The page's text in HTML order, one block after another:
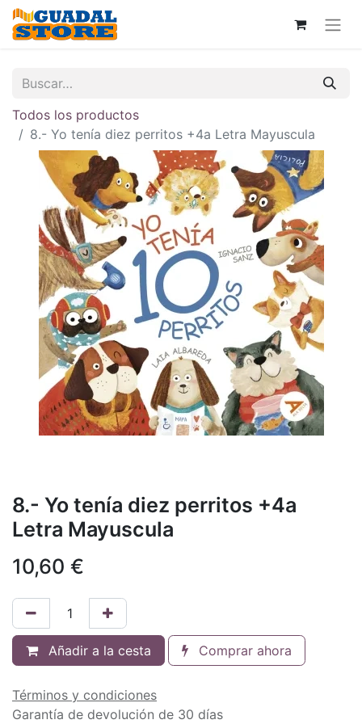
Todos los productos
8.- Yo tenía diez perritos +4a Letra Mayuscula
8.- Yo tenía diez perritos +4a
Letra Mayuscula
10,60 €
Añadir a la cesta Comprar ahora
Términos y condiciones
Garantía de devolución de 30 días